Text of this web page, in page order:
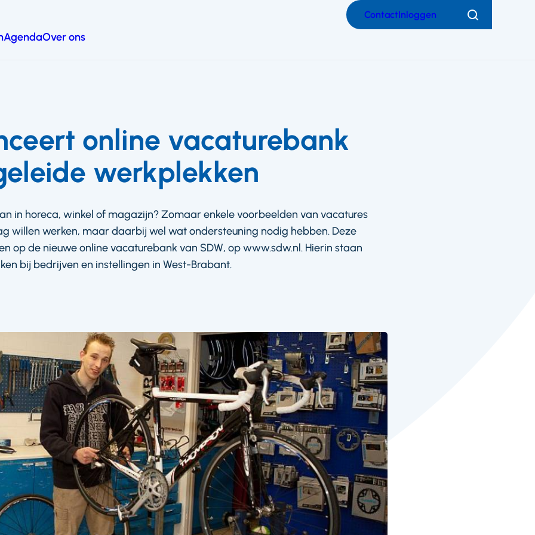
AgendaOver ons
ContactInloggen Zoeken
online vacaturebank
werkplekken
in horeca, winkel of magazijn? Zomaar enkele voorbeelden van vacatures
willen werken, maar daarbij wel wat ondersteuning nodig hebben. Deze
op de nieuwe online vacaturebank van SDW, op www.sdw.nl. Hierin staan
bij bedrijven en instellingen in West-Brabant.